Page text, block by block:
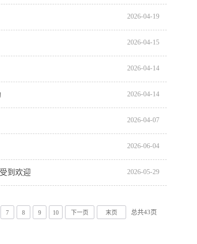
2026-04-19
2026-04-15
2026-04-14
2026-04-14
2026-04-07
2026-06-04
到欢迎 2026-05-29
7 8 9 10 下一页 末页 总共43页